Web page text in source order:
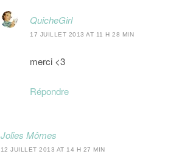
QuicheGirl
17 JUILLET 2013 AT 11 H 28 MIN
merci <3
Répondre
Jolies Mômes
12 JUILLET 2013 AT 14 H 27 MIN